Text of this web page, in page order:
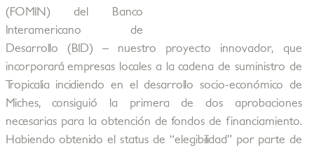
(FOMIN) del Banco
Interamericano de
Desarrollo (BID) – nuestro proyecto innovador, que
incorporará empresas locales a la cadena de suministro de
Tropicalia incidiendo en el desarrollo socio-económico de
Miches, consiguió la primera de dos aprobaciones
necesarias para la obtención de fondos de financiamiento.
Habiendo obtenido el status de “elegibilidad” por parte de